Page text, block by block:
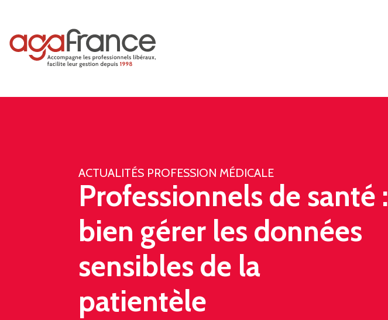
ACTUALITÉS PROFESSION MÉDICALE
Professionnels de santé :
bien gérer les données
sensibles de la
patientèle